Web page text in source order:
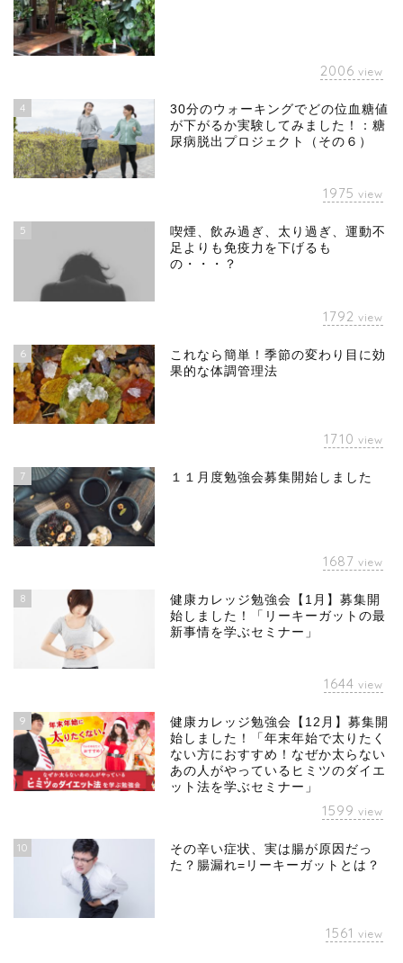
2006 view
4
30分のウォーキングでどの位血糖値
が下がるか実験してみました！：糖
尿病脱出プロジェクト（その６）
1975 view
5
喫煙、飲み過ぎ、太り過ぎ、運動不
足よりも免疫力を下げるも
の・・・？
1792 view
6
これなら簡単！季節の変わり目に効
果的な体調管理法
1710 view
7 １１月度勉強会募集開始しました
1687 view
8
健康カレッジ勉強会【1月】募集開
始しました！「リーキーガットの最
新事情を学ぶセミナー」
1644 view
9
健康カレッジ勉強会【12月】募集開
始しました！「年末年始で太りたく
ない方におすすめ！なぜか太らない
あの人がやっているヒミツのダイエ
ット法を学ぶセミナー」
1599 view
10
その辛い症状、実は腸が原因だっ
た？腸漏れ=リーキーガットとは？
1561 view